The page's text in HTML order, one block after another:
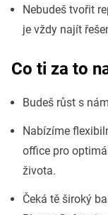
Nebudeš tvořit
je vždy najít
Co ti za to
Budeš růst s
Nabízíme
office pro
života.
Čeká tě široký